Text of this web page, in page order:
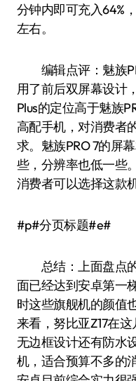
分钟内即可充入64%
左右。
编辑点评：魅族
用了前后双屏幕设计
Plus的定位高于魅族
高配手机，对消费者
求。魅族PRO 7的屏
些，分辨率也低一些
消费者可以选择这款机
#p#分页标题#e#
总结：上面盘点的
面已经达到安卓第一
时这些旗舰机的颜值
来看，努比亚Z17在
无边框设计还有防水
机，适合预算不多的